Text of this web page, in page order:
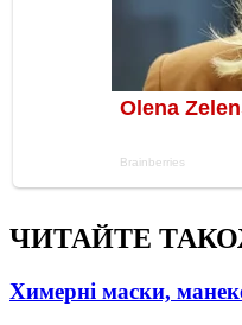
ЧИТАЙТЕ
Химерні маски,